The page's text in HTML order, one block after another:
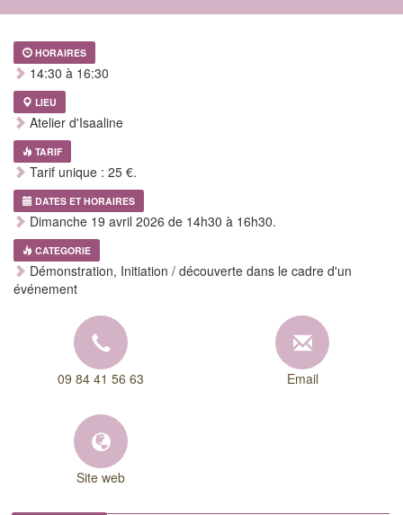
HORAIRES
14:30 à 16:30
LIEU
Atelier d'Isaaline
TARIF
Tarif unique : 25 €.
DATES ET HORAIRES
Dimanche 19 avril 2026 de 14h30 à 16h30.
CATEGORIE
Démonstration, Initiation / découverte dans le cadre d'un
événement
09 84 41 56 63 Email
Site web